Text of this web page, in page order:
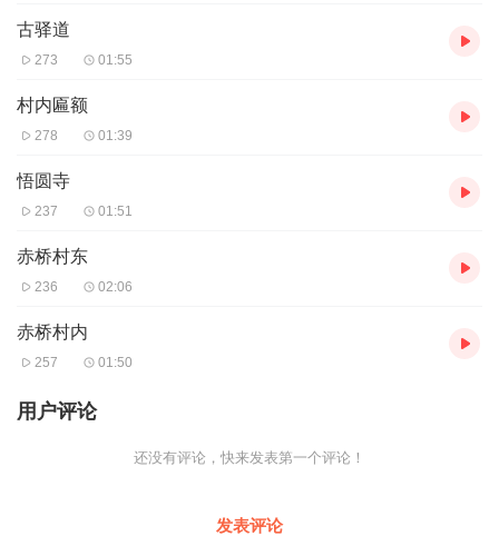
古驿道
273 01:55
村内匾额
278 01:39
悟圆寺
237 01:51
赤桥村东
236 02:06
赤桥村内
257 01:50
用户评论
还没有评论，快来发表第一个评论！
发表评论